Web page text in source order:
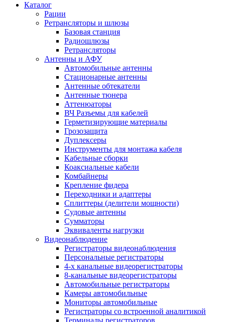
Каталог
Рации
Ретрансляторы и шлюзы
Базовая станция
Радиошлюзы
Ретрансляторы
Антенны и АФУ
Автомобильные антенны
Стационарные антенны
Антенные обтекатели
Антенные тюнера
Аттенюаторы
ВЧ Разъемы для кабелей
Герметизирующие материалы
Грозозащита
Дуплексеры
Инструменты для монтажа кабеля
Кабельные сборки
Коаксиальные кабели
Комбайнеры
Крепление фидера
Переходники и адаптеры
Сплиттеры (делители мощности)
Судовые антенны
Сумматоры
Эквиваленты нагрузки
Видеонаблюдение
Регистраторы видеонаблюдения
Персональные регистраторы
4-х канальные видеорегистраторы
8-канальные видеорегистраторы
Автомобильные регистраторы
Камеры автомобильные
Мониторы автомобильные
Регистраторы со встроенной аналитикой
Терминалы регистраторов